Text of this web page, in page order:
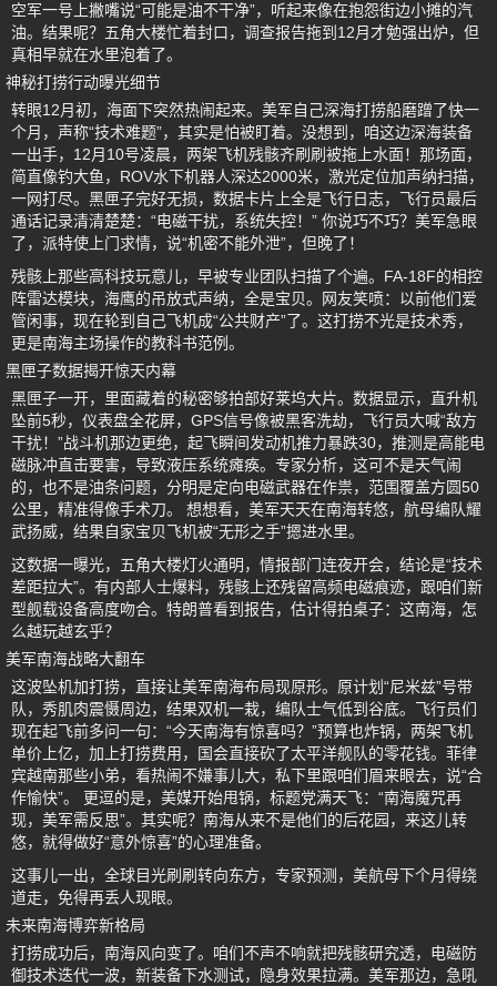
空军一号上撇嘴说“可能是油不干净”，听起来像在抱怨街边小摊的汽
油。结果呢？五角大楼忙着封口，调查报告拖到12月才勉强出炉，但
真相早就在水里泡着了。
神秘打捞行动曝光细节
转眼12月初，海面下突然热闹起来。美军自己深海打捞船磨蹭了快一
个月，声称“技术难题”，其实是怕被盯着。没想到，咱这边深海装备
一出手，12月10号凌晨，两架飞机残骸齐刷刷被拖上水面！那场面，
简直像钓大鱼，ROV水下机器人深达2000米，激光定位加声纳扫描，
一网打尽。黑匣子完好无损，数据卡片上全是飞行日志，飞行员最后
通话记录清清楚楚：“电磁干扰，系统失控！” 你说巧不巧？美军急眼
了，派特使上门求情，说“机密不能外泄”，但晚了！
残骸上那些高科技玩意儿，早被专业团队扫描了个遍。FA-18F的相控
阵雷达模块，海鹰的吊放式声纳，全是宝贝。网友笑喷：以前他们爱
管闲事，现在轮到自己飞机成“公共财产”了。这打捞不光是技术秀，
更是南海主场操作的教科书范例。
黑匣子数据揭开惊天内幕
黑匣子一开，里面藏着的秘密够拍部好莱坞大片。数据显示，直升机
坠前5秒，仪表盘全花屏，GPS信号像被黑客洗劫，飞行员大喊“敌方
干扰！”战斗机那边更绝，起飞瞬间发动机推力暴跌30，推测是高能电
磁脉冲直击要害，导致液压系统瘫痪。专家分析，这可不是天气闹
的，也不是油条问题，分明是定向电磁武器在作祟，范围覆盖方圆50
公里，精准得像手术刀。 想想看，美军天天在南海转悠，航母编队耀
武扬威，结果自家宝贝飞机被“无形之手”摁进水里。
这数据一曝光，五角大楼灯火通明，情报部门连夜开会，结论是“技术
差距拉大”。有内部人士爆料，残骸上还残留高频电磁痕迹，跟咱们新
型舰载设备高度吻合。特朗普看到报告，估计得拍桌子：这南海，怎
么越玩越玄乎？
美军南海战略大翻车
这波坠机加打捞，直接让美军南海布局现原形。原计划“尼米兹”号带
队，秀肌肉震慑周边，结果双机一栽，编队士气低到谷底。飞行员们
现在起飞前多问一句：“今天南海有惊喜吗？”预算也炸锅，两架飞机
单价上亿，加上打捞费用，国会直接砍了太平洋舰队的零花钱。菲律
宾越南那些小弟，看热闹不嫌事儿大，私下里跟咱们眉来眼去，说“合
作愉快”。 更逗的是，美媒开始甩锅，标题党满天飞：“南海魔咒再
现，美军需反思”。其实呢？南海从来不是他们的后花园，来这儿转
悠，就得做好“意外惊喜”的心理准备。
这事儿一出，全球目光刷刷转向东方，专家预测，美航母下个月得绕
道走，免得再丢人现眼。
未来南海博弈新格局
打捞成功后，南海风向变了。咱们不声不响就把残骸研究透，电磁防
御技术迭代一波，新装备下水测试，隐身效果拉满。美军那边，急吼